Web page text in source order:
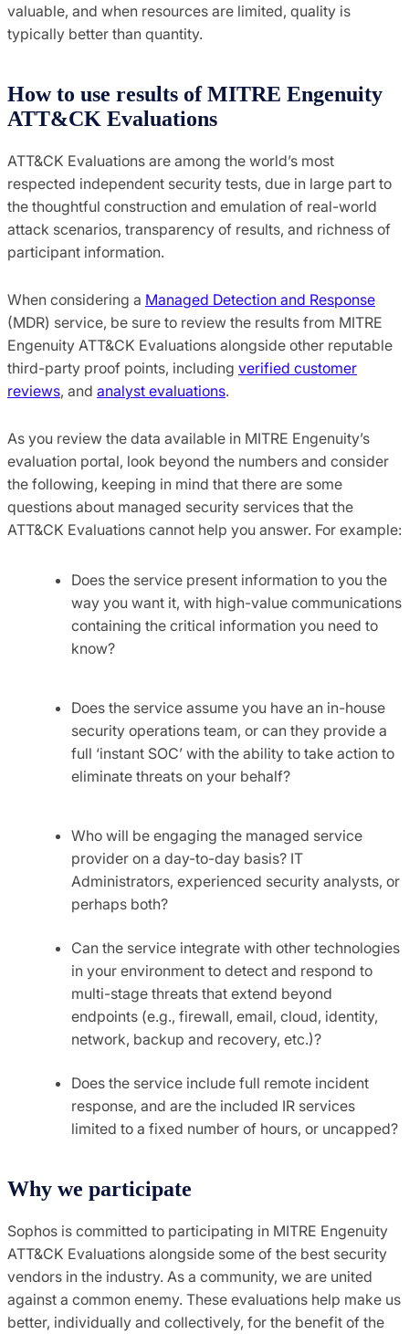
valuable, and when resources are limited, quality is
typically better than quantity.
How to use results of MITRE Engenuity
ATT&CK Evaluations
ATT&CK Evaluations are among the world’s most
respected independent security tests, due in large part to
the thoughtful construction and emulation of real-world
attack scenarios, transparency of results, and richness of
participant information.
When considering a Managed Detection and Response
(MDR) service, be sure to review the results from MITRE
Engenuity ATT&CK Evaluations alongside other reputable
third-party proof points, including verified customer
reviews, and analyst evaluations.
As you review the data available in MITRE Engenuity’s
evaluation portal, look beyond the numbers and consider
the following, keeping in mind that there are some
questions about managed security services that the
ATT&CK Evaluations cannot help you answer. For example:
Does the service present information to you the
way you want it, with high-value communications
containing the critical information you need to
know?
Does the service assume you have an in-house
security operations team, or can they provide a
full ‘instant SOC’ with the ability to take action to
eliminate threats on your behalf?
Who will be engaging the managed service
provider on a day-to-day basis? IT
Administrators, experienced security analysts, or
perhaps both?
Can the service integrate with other technologies
in your environment to detect and respond to
multi-stage threats that extend beyond
endpoints (e.g., firewall, email, cloud, identity,
network, backup and recovery, etc.)?
Does the service include full remote incident
response, and are the included IR services
limited to a fixed number of hours, or uncapped?
Why we participate
Sophos is committed to participating in MITRE Engenuity
ATT&CK Evaluations alongside some of the best security
vendors in the industry. As a community, we are united
against a common enemy. These evaluations help make us
better, individually and collectively, for the benefit of the